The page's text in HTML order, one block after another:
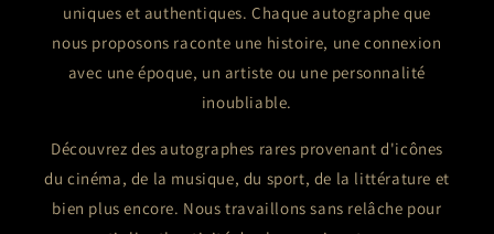
uniques et authentiques. Chaque autographe que
nous proposons raconte une histoire, une connexion
avec une époque, un artiste ou une personnalité
inoubliable.
Découvrez des autographes rares provenant d'icônes
du cinéma, de la musique, du sport, de la littérature et
bien plus encore. Nous travaillons sans relâche pour